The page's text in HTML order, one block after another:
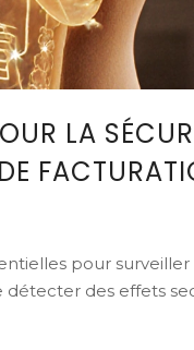
LA
pour
des effets